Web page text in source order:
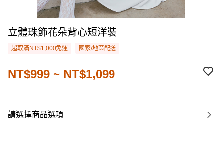
立體珠飾花朵背心短洋裝
超取滿NT$1,000免運 國家/地區配送
NT$999 ~ NT$1,099
請選擇商品選項